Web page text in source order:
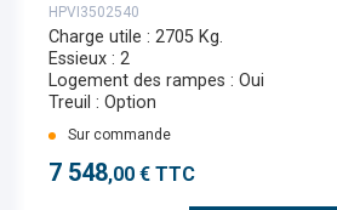
HPVI3502540
Charge utile : 2705 Kg.
Essieux : 2
Logement des rampes : Oui
Treuil : Option
Sur commande
7 548,00 € TTC